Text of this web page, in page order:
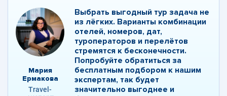
Мария
Ермакова
Travel-
Выбрать выгодный тур задача не
из лёгких. Варианты комбинации
отелей, номеров, дат,
туроператоров и перелётов
стремятся к бесконечности.
Попробуйте обратиться за
бесплатным подбором к нашим
экспертам, так будет
значительно выгоднее и